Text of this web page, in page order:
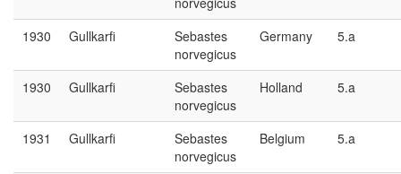
1930 Gullkarfi
Sebastes
norvegicus
Germany 5.a
1930 Gullkarfi
Sebastes
norvegicus
Holland 5.a
1931 Gullkarfi
Sebastes
norvegicus
Belgium 5.a